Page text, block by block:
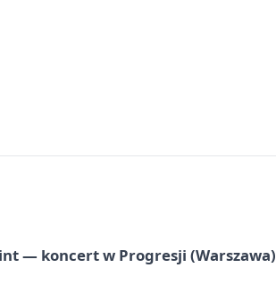
— koncert w Progresji (Warszawa)